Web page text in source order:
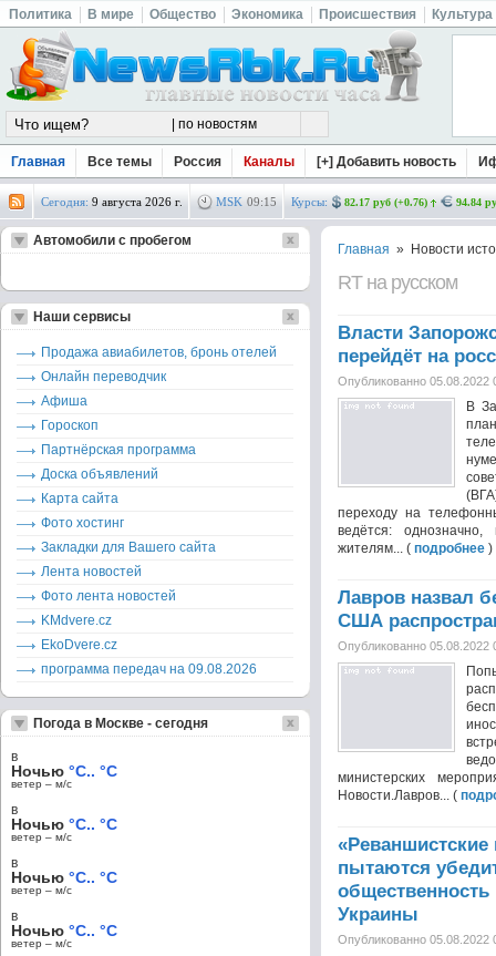
Политика В мире Общество Экономика Происшествия Культура
Главная Все темы Россия Каналы [+] Добавить новость
Сегодня: 9 августа 2026 г. MSK 09:15 Курсы: 82.17 руб (+0.76) 94.84
Главная » Новости
RT на русском
Власти
перейдёт на
Опубликованно 05.08.2022
В
переходу на
ведётся:
жителям... ( подробнее )
Лавров назвал
США
Опубликованно 05.08.2022
министерских
Новости.Лавров... (
пытаются
Украины
Опубликованно 05.08.2022
Автомобили с пробегом
Наши сервисы
Продажа авиабилетов, бронь отелей
Онлайн переводчик
Афиша
Гороскоп
Партнёрская программа
Доска объявлений
Карта сайта
Фото хостинг
Закладки для Вашего сайта
Лента новостей
Фото лента новостей
KMdvere.cz
EkoDvere.cz
программа передач на 09.08.2026
Погода в Москве - сегодня
в
Ночью °C.. °C
ветер – м/c
в
Ночью °C.. °C
ветер – м/c
в
Ночью °C.. °C
ветер – м/c
в
Ночью °C.. °C
ветер – м/c